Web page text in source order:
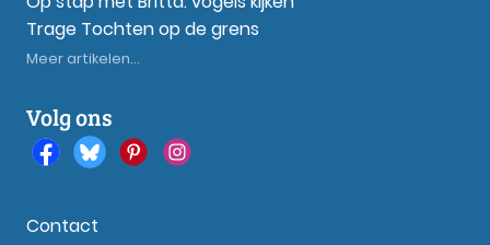
Trage Tochten op de grens
Meer artikelen...
Volg ons
Contact